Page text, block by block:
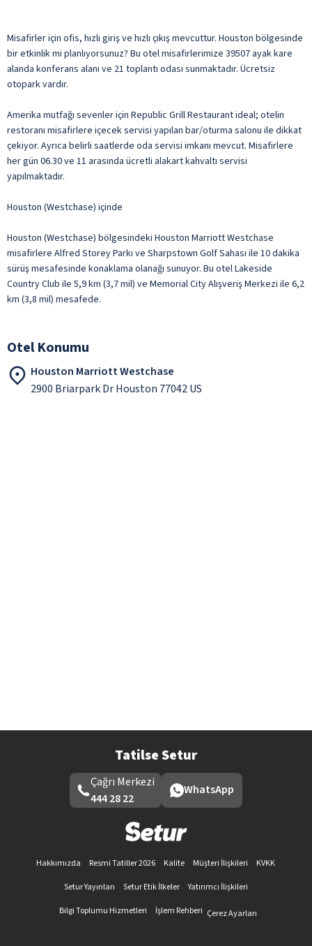
Misafirler için ofis, hızlı giriş ve hızlı çıkış mevcuttur. Houston bölgesinde
bir etkinlik mi planlıyorsunuz? Bu otel misafirlerimize 39507 ayak kare
alanda konferans alanı ve 21 toplantı odası sunmaktadır. Ücretsiz
otopark vardır.
Amerika mutfağı sevenler için Republic Grill Restaurant ideal; otelin
restoranı misafirlere içecek servisi yapılan bar/oturma salonu ile dikkat
çekiyor. Ayrıca belirli saatlerde oda servisi imkanı mevcut. Misafirlere
her gün 06.30 ve 11 arasında ücretli alakart kahvaltı servisi
yapılmaktadır.
Houston (Westchase) içinde
Houston (Westchase) bölgesindeki Houston Marriott Westchase
misafirlere Alfred Storey Parkı ve Sharpstown Golf Sahası ile 10 dakika
sürüş mesafesinde konaklama olanağı sunuyor. Bu otel Lakeside
Country Club ile 5,9 km (3,7 mil) ve Memorial City Alışveriş Merkezi ile 6,2
km (3,8 mil) mesafede.
Otel Konumu
Houston Marriott Westchase
2900 Briarpark Dr Houston 77042 US
Tatilse Setur
Çağrı Merkezi
444 28 22
WhatsApp
Hakkımızda Resmi Tatiller 2026 Kalite Müşteri İlişkileri
KVKK
Setur Yayınları
Setur Etik İlkeler
Yatırımcı İlişkileri
Bilgi Toplumu Hizmetleri
İşlem Rehberi Çerez Ayarları